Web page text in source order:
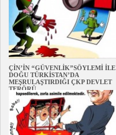
ÇİN’İN “GÜVENLİK”SÖYLEMİ İLE
DOĞU TÜRKİSTAN’DA
MEŞRULAŞTIRDIĞI ÇKP DEVLET
TERÖRÜ